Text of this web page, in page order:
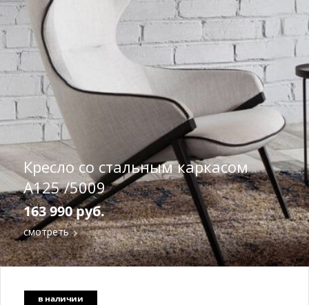
в наличии
смотреть
Кресло со стальным каркасом
A125 /5009
163 990 руб.